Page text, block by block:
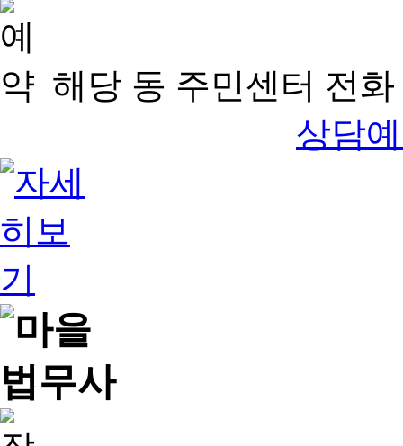
해당 동 주민센터 전
상담